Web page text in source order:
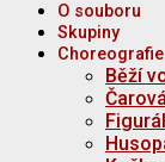
O souboru
Skupiny
Choreografie
Běží